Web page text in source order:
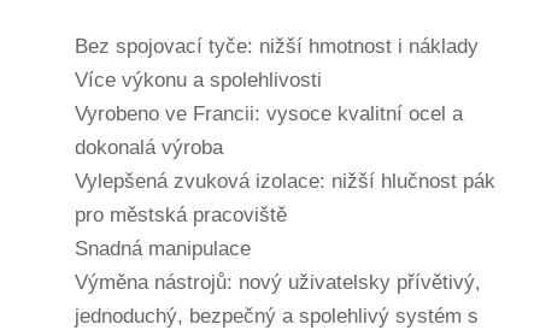
Bez spojovací tyče: nižší hmotnost i náklady
Více výkonu a spolehlivosti
Vyrobeno ve Francii: vysoce kvalitní ocel a
dokonalá výroba
Vylepšená zvuková izolace: nižší hlučnost pák
pro městská pracoviště
Snadná manipulace
Výměna nástrojů: nový uživatelsky přívětivý,
jednoduchý, bezpečný a spolehlivý systém s